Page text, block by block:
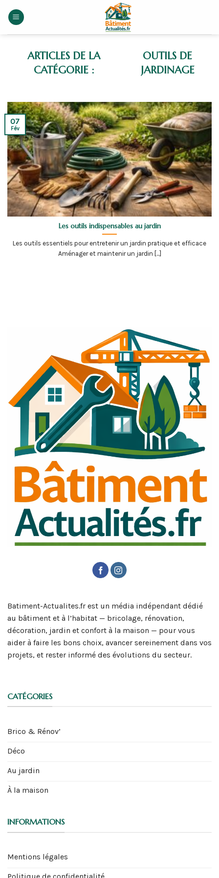
OUTILS DE
JARDINAGE
Les outils indispensables au jardin
Les outils essentiels pour entretenir un jardin pratique et efficace
Aménager et maintenir un jardin [...]
07
Fév
Batiment-Actualites.fr est un média indépendant dédié
au bâtiment et à l’habitat — bricolage, rénovation,
décoration, jardin et confort à la maison — pour vous
aider à faire les bons choix, avancer sereinement dans vos
projets, et rester informé des évolutions du secteur.
CATÉGORIES
Brico & Rénov’
Déco
Au jardin
À la maison
INFORMATIONS
Mentions légales